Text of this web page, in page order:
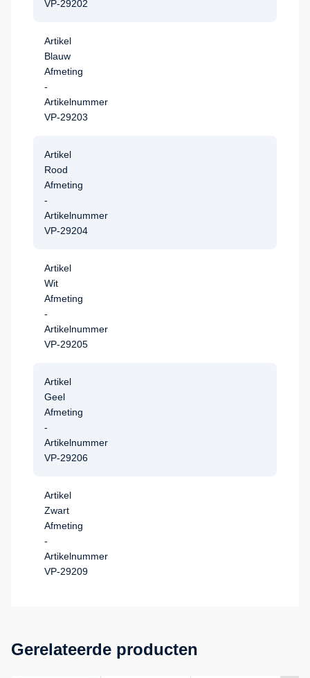
VP-29202
Artikel
Blauw
Afmeting
-
Artikelnummer
VP-29203
Artikel
Rood
Afmeting
-
Artikelnummer
VP-29204
Artikel
Wit
Afmeting
-
Artikelnummer
VP-29205
Artikel
Geel
Afmeting
-
Artikelnummer
VP-29206
Artikel
Zwart
Afmeting
-
Artikelnummer
VP-29209
Gerelateerde producten